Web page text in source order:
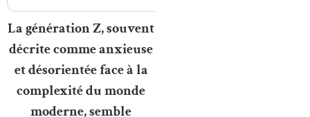
La génération Z, souvent
décrite comme anxieuse
et désorientée face à la
complexité du monde
moderne, semble